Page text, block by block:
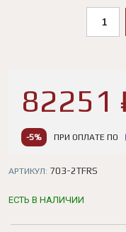
82251
-5% ПРИ ОПЛАТЕ ПО
АРТИКУЛ: 703-2TFRS
ЕСТЬ В НАЛИЧИИ